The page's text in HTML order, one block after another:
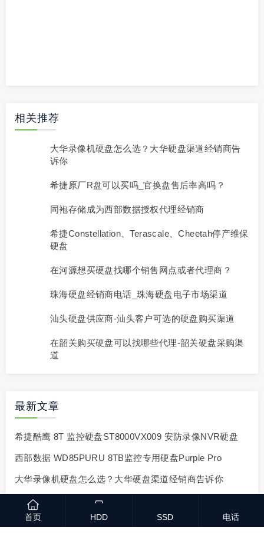
相关推荐
大华录像机硬盘怎么选？大华硬盘渠道经销商告
诉你
希捷原厂R盘可以买吗_官换盘售后率高吗？
同袍存储成为西部数据授权代理经销商
希捷Constellation、Terascale、Cheetah停产维保
硬盘
在河源想买硬盘找哪个销售网点或者代理商？
珠海硬盘经销商电话_珠海硬盘电子市场渠道
汕头硬盘供应商-汕头客户可选的硬盘购买渠道
在韶关购买硬盘可以找哪些代理-韶关硬盘采购渠
道
最新文章
希捷酷鹰 8T 监控硬盘ST8000VX009 安防录像NVR硬盘
西部数据 WD85PURU 8TB监控专用硬盘Purple Pro
大华录像机硬盘怎么选？大华硬盘渠道经销商告诉你
三星企业级固态硬盘更新迭代的解析与对比
企业级存储大揭秘：三星 PM9A3/PM893/PM1653 凭啥成
首页 HDD SSD 电话